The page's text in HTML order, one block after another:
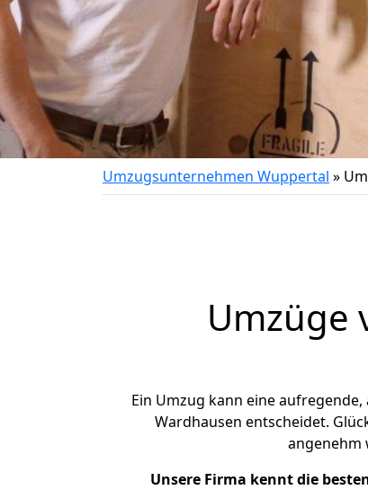
Umzugsunternehmen Wuppertal »
Umzüge
Ein Umzug kann eine aufregende,
Wardhausen entscheidet.
angenehm
Unsere Firma kennt die